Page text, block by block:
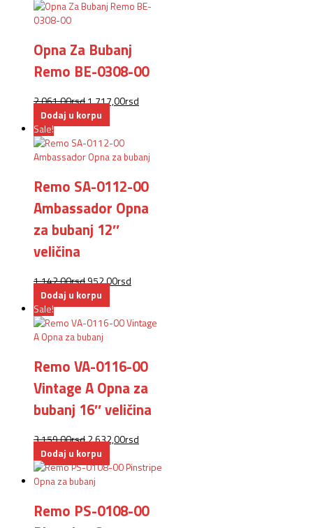
Opna Za Bubanj
Remo BE-0308-00
2.061,00rsd1.717,00rsd
Dodaj u korpu
Sale!
Remo SA-0112-00
Ambassador Opna
za bubanj 12″
veličina
1.142,00rsd952,00rsd
Dodaj u korpu
Sale!
Remo VA-0116-00
Vintage A Opna za
bubanj 16″ veličina
3.159,00rsd2.632,00rsd
Dodaj u korpu
Remo PS-0108-00